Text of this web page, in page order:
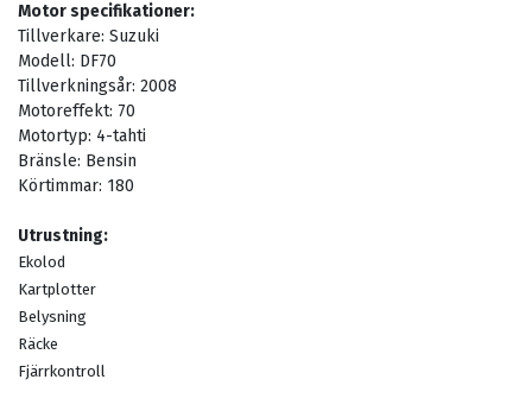
Motor specifikationer:
Tillverkare: Suzuki
Modell: DF70
Tillverkningsår: 2008
Motoreffekt: 70
Motortyp: 4-tahti
Bränsle: Bensin
Körtimmar: 180
Utrustning:
Ekolod
Kartplotter
Belysning
Räcke
Fjärrkontroll